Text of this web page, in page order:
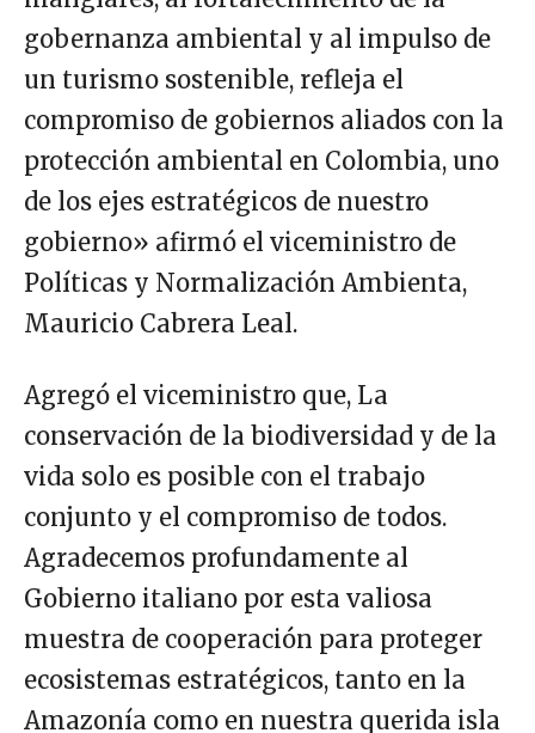
gobernanza ambiental y al impulso de
un turismo sostenible, refleja el
compromiso de gobiernos aliados con la
protección ambiental en Colombia, uno
de los ejes estratégicos de nuestro
gobierno» afirmó el viceministro de
Políticas y Normalización Ambienta,
Mauricio Cabrera Leal.
Agregó el viceministro que, La
conservación de la biodiversidad y de la
vida solo es posible con el trabajo
conjunto y el compromiso de todos.
Agradecemos profundamente al
Gobierno italiano por esta valiosa
muestra de cooperación para proteger
ecosistemas estratégicos, tanto en la
Amazonía como en nuestra querida isla